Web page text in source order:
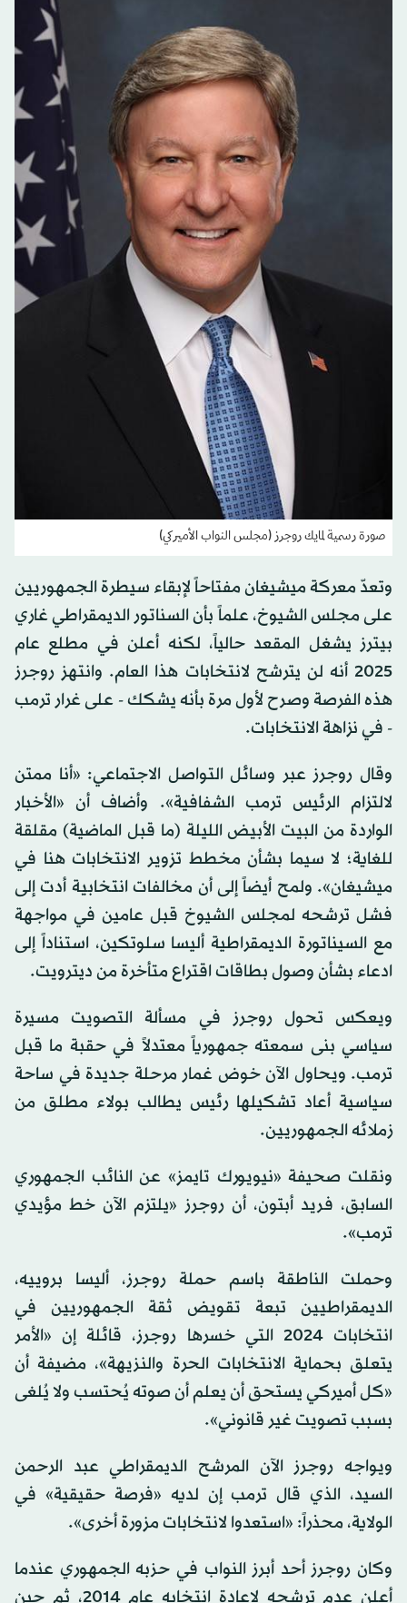
صورة رسمية لمايك روجرز (مجلس النواب الأميركي)
وتعدّ معركة ميشيغان مفتاحاً لإبقاء سيطرة الجمهوريين
على مجلس الشيوخ، علماً بأن السناتور الديمقراطي غاري
بيترز يشغل المقعد حالياً، لكنه أعلن في مطلع عام
2025 أنه لن يترشح لانتخابات هذا العام. وانتهز روجرز
هذه الفرصة وصرح لأول مرة بأنه يشكك - على غرار ترمب
- في نزاهة الانتخابات.
وقال روجرز عبر وسائل التواصل الاجتماعي: «أنا ممتن
لالتزام الرئيس ترمب الشفافية». وأضاف أن «الأخبار
الواردة من البيت الأبيض الليلة (ما قبل الماضية) مقلقة
للغاية؛ لا سيما بشأن مخطط تزوير الانتخابات هنا في
ميشيغان». ولمح أيضاً إلى أن مخالفات انتخابية أدت إلى
فشل ترشحه لمجلس الشيوخ قبل عامين في مواجهة
مع السيناتورة الديمقراطية أليسا سلوتكين، استناداً إلى
ادعاء بشأن وصول بطاقات اقتراع متأخرة من ديترويت.
ويعكس تحول روجرز في مسألة التصويت مسيرة
سياسي بنى سمعته جمهورياً معتدلاً في حقبة ما قبل
ترمب. ويحاول الآن خوض غمار مرحلة جديدة في ساحة
سياسية أعاد تشكيلها رئيس يطالب بولاء مطلق من
زملائه الجمهوريين.
ونقلت صحيفة «نيويورك تايمز» عن النائب الجمهوري
السابق، فريد أبتون، أن روجرز «يلتزم الآن خط مؤيدي
ترمب».
وحملت الناطقة باسم حملة روجرز، أليسا بروييه،
الديمقراطيين تبعة تقويض ثقة الجمهوريين في
انتخابات 2024 التي خسرها روجرز، قائلة إن «الأمر
يتعلق بحماية الانتخابات الحرة والنزيهة»، مضيفة أن
«كل أميركي يستحق أن يعلم أن صوته يُحتسب ولا يُلغى
بسبب تصويت غير قانوني».
ويواجه روجرز الآن المرشح الديمقراطي عبد الرحمن
السيد، الذي قال ترمب إن لديه «فرصة حقيقية» في
الولاية، محذراً: «استعدوا لانتخابات مزورة أخرى».
وكان روجرز أحد أبرز النواب في حزبه الجمهوري عندما
أعلن عدم ترشحه لإعادة انتخابه عام 2014، ثم حين